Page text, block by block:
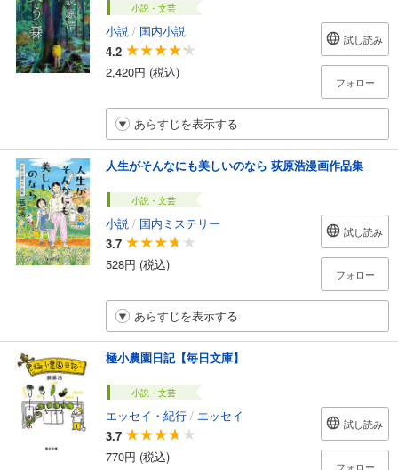
小説・文芸
小説 / 国内小説
4.2
2,420円 (税込)
試し読み
フォロー
あらすじを表示する
人生がそんなにも美しいのなら 荻原浩漫画作品集
小説・文芸
小説 / 国内ミステリー
3.7
528円 (税込)
試し読み
フォロー
あらすじを表示する
極小農園日記【毎日文庫】
小説・文芸
エッセイ・紀行 / エッセイ
3.7
770円 (税込)
試し読み
フォロー